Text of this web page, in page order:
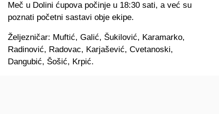
Meč u Dolini ćupova počinje u 18:30 sati, a već su
poznati početni sastavi obje ekipe.
Željezničar: Muftić, Galić, Šukilović, Karamarko,
Radinović, Radovac, Karjašević, Cvetanoski,
Dangubić, Šošić, Krpić.